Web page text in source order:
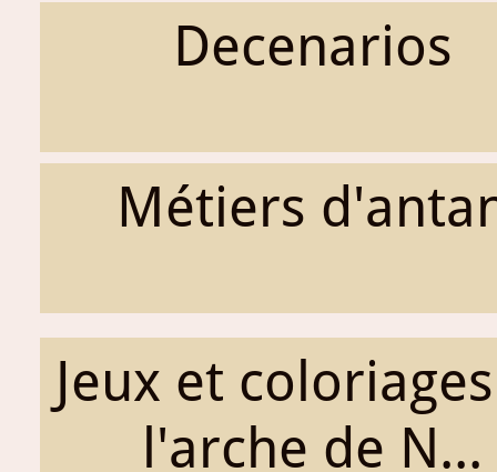
Decenarios
Métiers
Jeux et
l'arche de N...